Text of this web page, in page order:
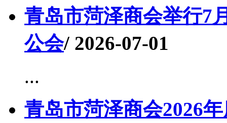
青岛市菏泽商会举行7
公会/ 2026-07-01
...
青岛市菏泽商会2026